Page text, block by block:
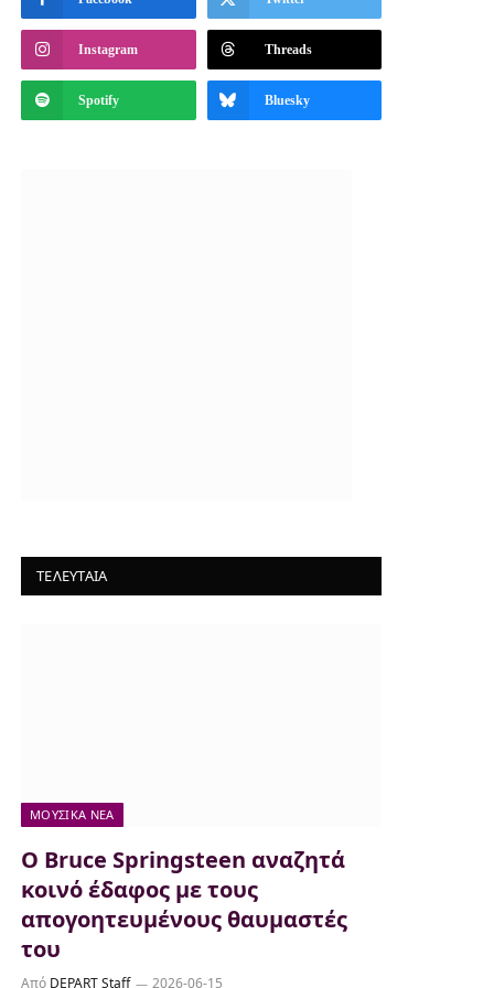
Instagram Threads
Spotify Bluesky
ΤΕΛΕΥΤΑΙΑ
ΜΟΥΣΙΚΆ ΝΈΑ
Ο Bruce Springsteen αναζητά
κοινό έδαφος με τους
απογοητευμένους θαυμαστές
του
Από DEPART Staff 2026-06-15